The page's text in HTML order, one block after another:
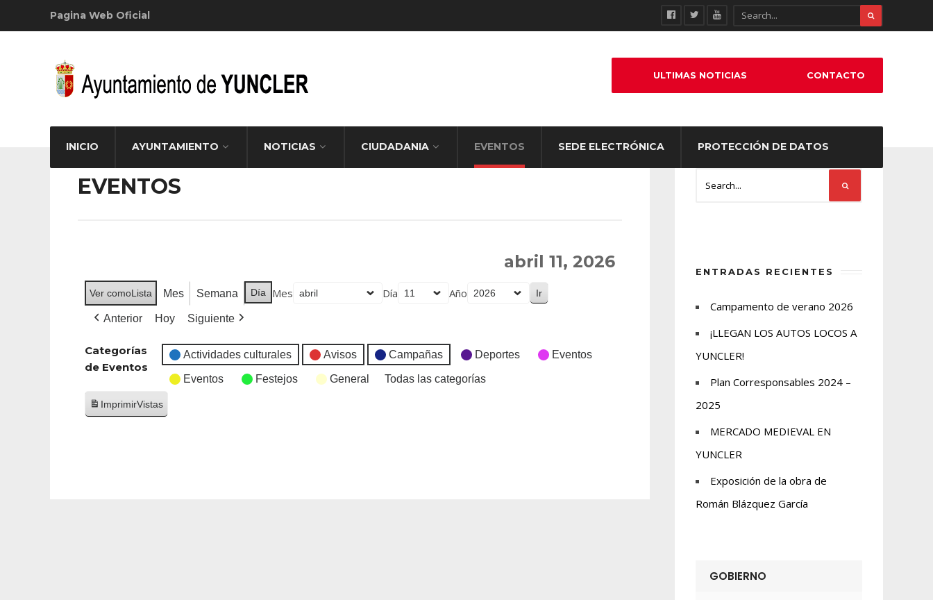
Pagina Web Oficial
INICIO AYUNTAMIENTO NOTICIAS CIUDADANIA EVENTOS SEDE ELECTRÓNICA PROTECCIÓN DE DATOS
ULTIMAS NOTICIAS CONTACTO
EVENTOS
abril 11, 2026
Ver comoLista Mes Semana Día Mes Día Año
Anterior Hoy Siguiente
Categorías
de Eventos
Actividades culturales Avisos Campañas Deportes Eventos
Eventos Festejos General Todas las categorías
ImprimirVistas
ENTRADAS RECIENTES
Campamento de verano 2026
¡LLEGAN LOS AUTOS LOCOS A
YUNCLER!
Plan Corresponsables 2024 –
2025
MERCADO MEDIEVAL EN
YUNCLER
Exposición de la obra de
Román Blázquez García
GOBIERNO